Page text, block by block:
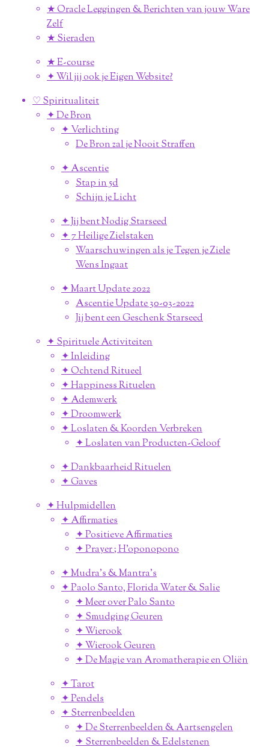
★ Oracle Leggingen & Berichten van jouw Ware
Zelf
★ Sieraden
★ E-course
✦ Wil jij ook je Eigen Website?
♡ Spiritualiteit
✦ De Bron
✦ Verlichting
De Bron zal je Nooit Straffen
✦ Ascentie
Stap in 5d
Schijn je Licht
✦ Jij bent Nodig Starseed
✦ 7 Heilige Zielstaken
Waarschuwingen als je Tegen je Ziele
Wens Ingaat
✦ Maart Update 2022
Ascentie Update 30-03-2022
Jij bent een Geschenk Starseed
✦ Spirituele Activiteiten
✦ Inleiding
✦ Ochtend Ritueel
✦ Happiness Rituelen
✦ Ademwerk
✦ Droomwerk
✦ Loslaten & Koorden Verbreken
✦ Loslaten van Producten-Geloof
✦ Dankbaarheid Rituelen
✦ Gaves
✦ Hulpmidellen
✦ Affirmaties
✦ Positieve Affirmaties
✦ Prayer ; H'oponopono
✦ Mudra's & Mantra's
✦ Paolo Santo, Florida Water & Salie
✦ Meer over Palo Santo
✦ Smudging Geuren
✦ Wierook
✦ Wierook Geuren
✦ De Magie van Aromatherapie en Oliën
✦ Tarot
✦ Pendels
✦ Sterrenbeelden
✦ De Sterrenbeelden & Aartsengelen
✦ Sterrenbeelden & Edelstenen